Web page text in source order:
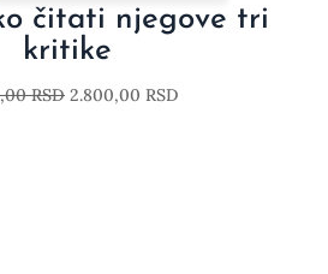
čitati njegove tri
kritike
RSD 2.800,00 RSD